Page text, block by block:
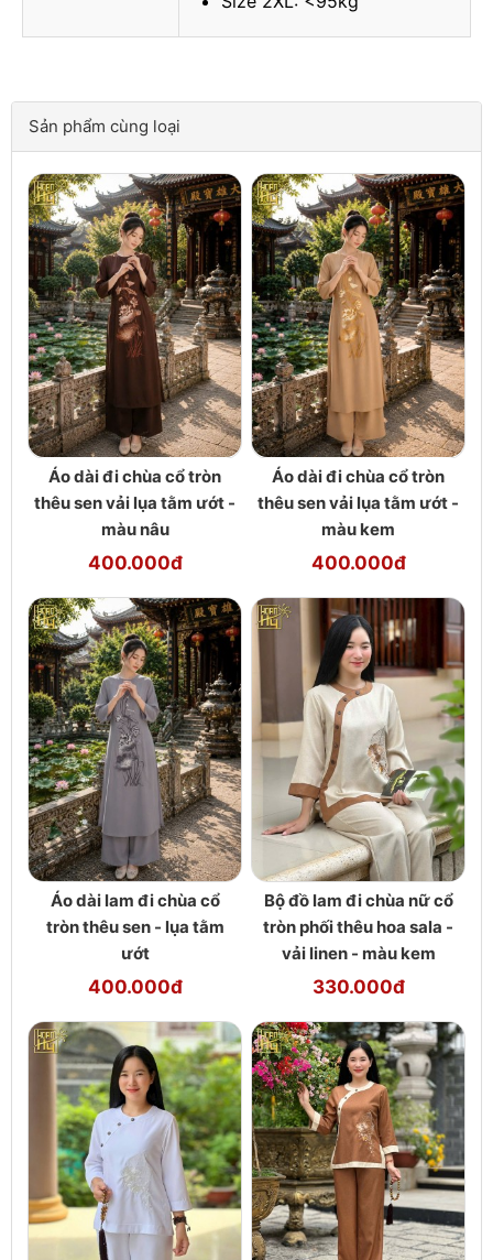
Sản phẩm cùng loại
Áo dài đi chùa cổ tròn
thêu sen vải lụa tằm ướt -
màu nâu
400.000đ
Áo dài đi chùa cổ tròn
thêu sen vải lụa tằm ướt -
màu kem
400.000đ
Áo dài lam đi chùa cổ
tròn thêu sen - lụa tằm
ướt
400.000đ
Bộ đồ lam đi chùa nữ cổ
tròn phối thêu hoa sala -
vải linen - màu kem
330.000đ